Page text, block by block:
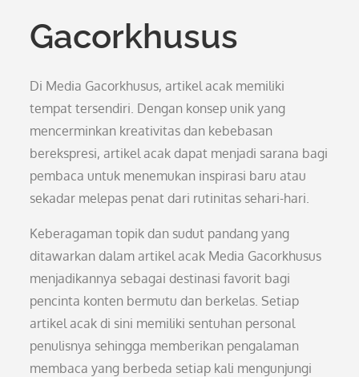
Gacorkhusus
Di Media Gacorkhusus, artikel acak memiliki
tempat tersendiri. Dengan konsep unik yang
mencerminkan kreativitas dan kebebasan
berekspresi, artikel acak dapat menjadi sarana bagi
pembaca untuk menemukan inspirasi baru atau
sekadar melepas penat dari rutinitas sehari-hari.
Keberagaman topik dan sudut pandang yang
ditawarkan dalam artikel acak Media Gacorkhusus
menjadikannya sebagai destinasi favorit bagi
pencinta konten bermutu dan berkelas. Setiap
artikel acak di sini memiliki sentuhan personal
penulisnya sehingga memberikan pengalaman
membaca yang berbeda setiap kali mengunjungi